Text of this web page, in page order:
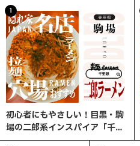
1
初心者にもやさしい！目黒・駒
場の二郎系インスパイア「千里
眼」へ行ってみた